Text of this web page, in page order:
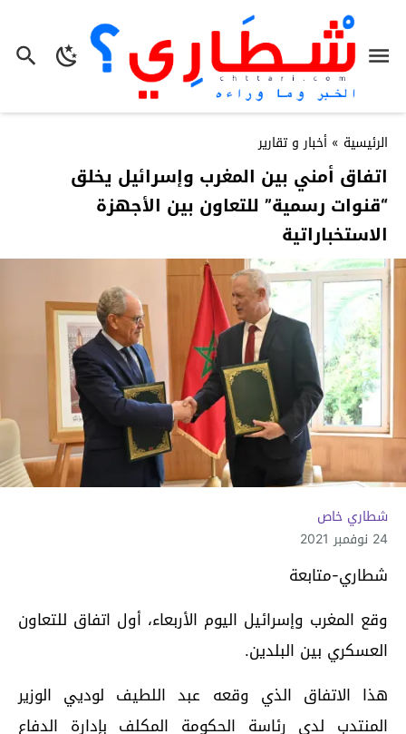
الرئيسية » أخبار و تقارير
اتفاق أمني بين المغرب وإسرائيل يخلق
“قنوات رسمية” للتعاون بين الأجهزة
الاستخباراتية
شطاري خاص
24 نوفمبر 2021
شطاري-متابعة
وقع المغرب وإسرائيل اليوم الأربعاء، أول اتفاق للتعاون
العسكري بين البلدين.
هذا الاتفاق الذي وقعه عبد اللطيف لوديي الوزير
المنتدب لدى رئاسة الحكومة المكلف بإدارة الدفاع